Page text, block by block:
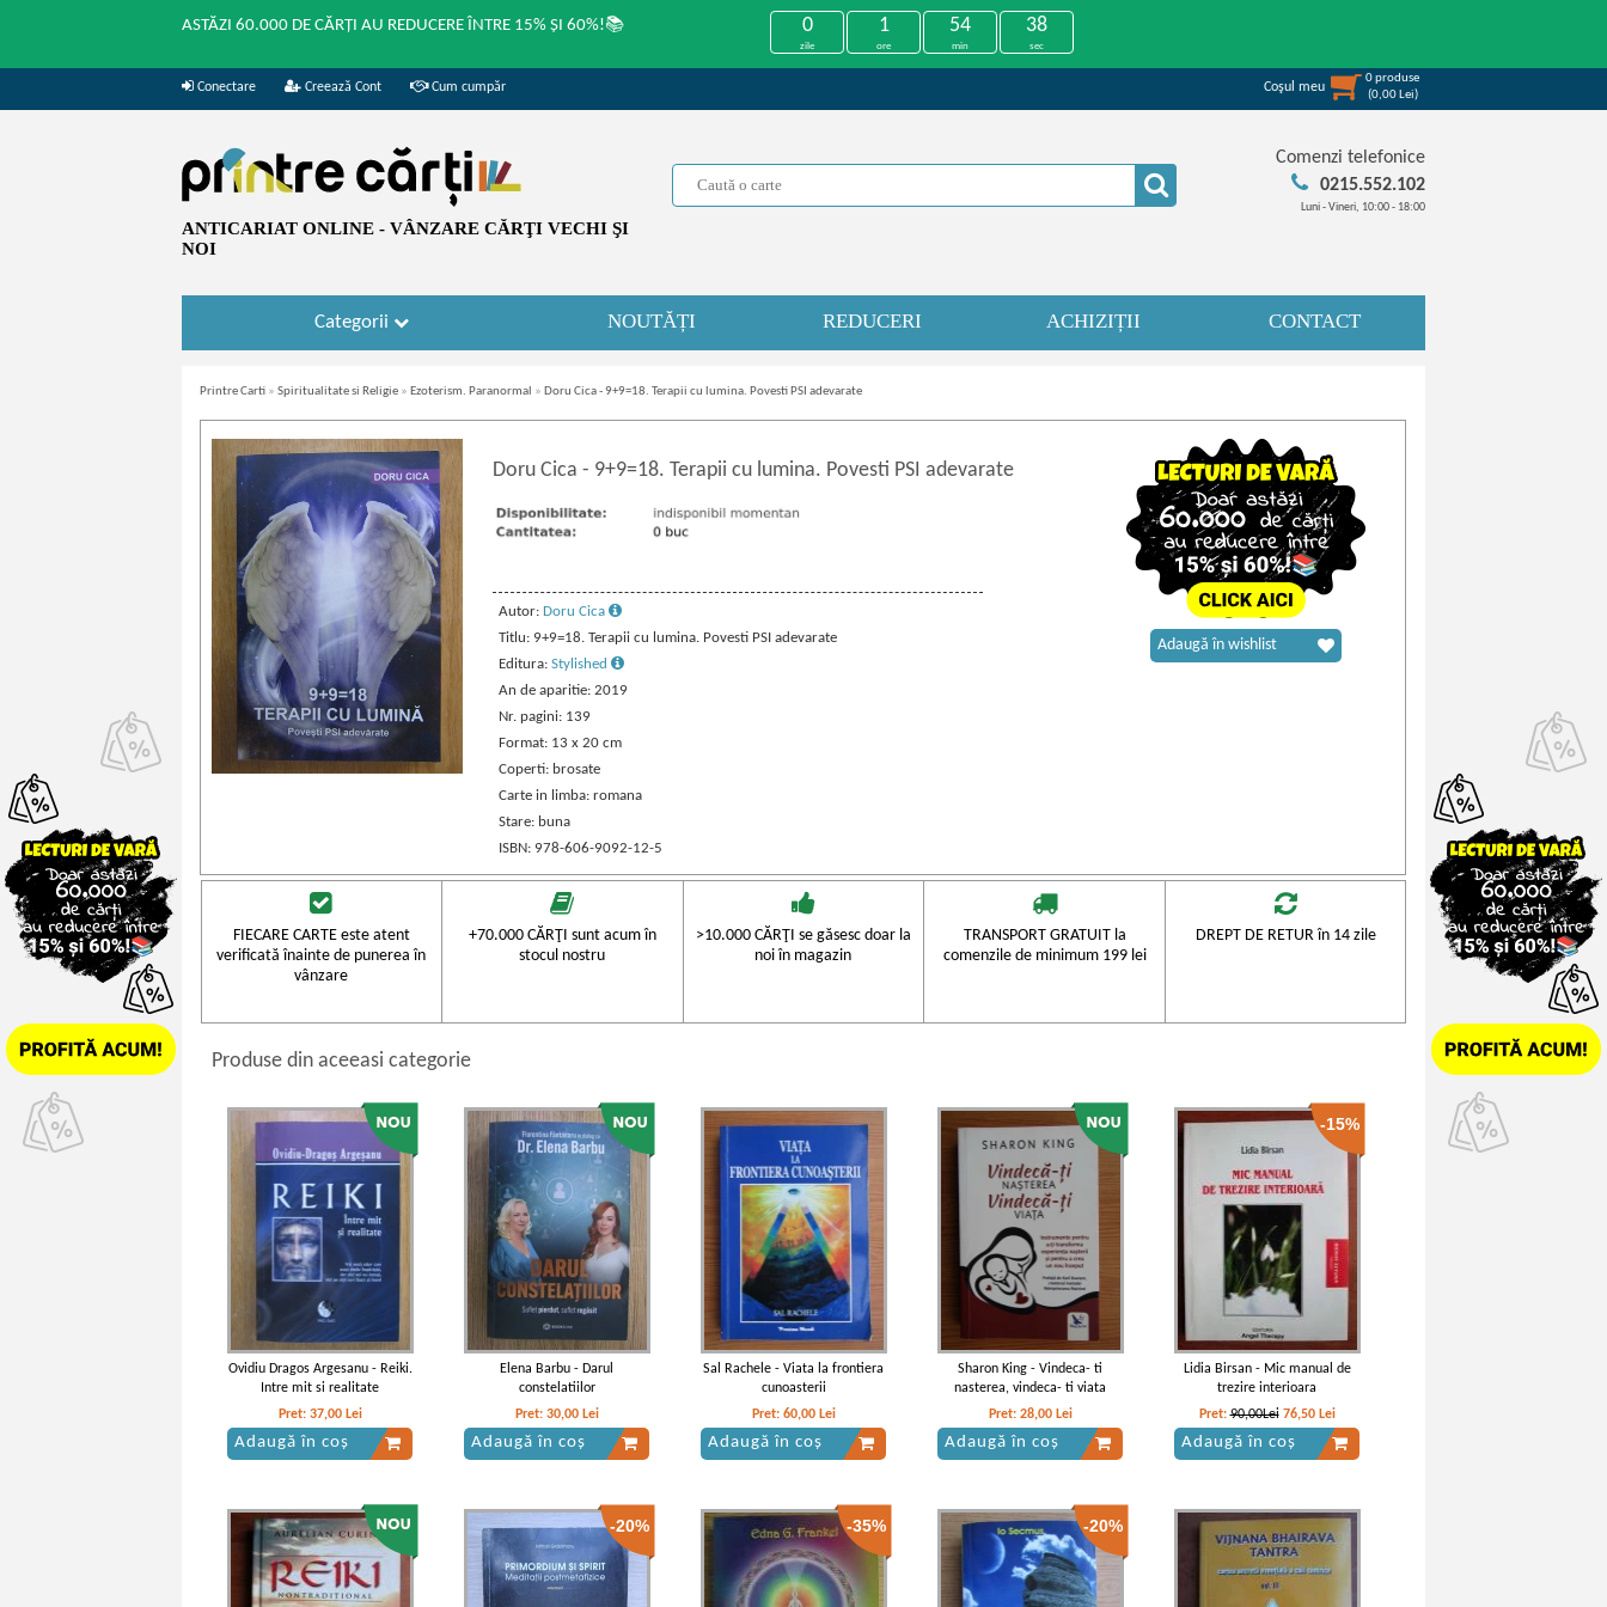
ASTĂZI 60.000 DE CĂRȚI AU REDUCERE ÎNTRE 15% ȘI 60%!📚 0
zile
1
ore
54
min
38
sec
Conectare Creează Cont Cum cumpăr Coşul meu
0produse
(0,00 Lei)
ANTICARIAT ONLINE - VÂNZARE CĂRŢI VECHI ŞI
NOI
Comenzi telefonice
0215.552.102
Luni - Vineri, 10:00 - 18:00
Categorii NOUTĂȚI REDUCERI ACHIZIȚII CONTACT
Printre Carti » Spiritualitate si Religie » Ezoterism. Paranormal » Doru Cica - 9+9=18. Terapii cu lumina. Povesti PSI adevarate
Doru Cica - 9+9=18. Terapii cu lumina. Povesti PSI adevarate
Autor: Doru Cica
Titlu: 9+9=18. Terapii cu lumina. Povesti PSI adevarate
Editura: Stylished
An de aparitie: 2019
Nr. pagini: 139
Format: 13 x 20 cm
Coperti: brosate
Carte in limba: romana
Stare: buna
ISBN: 978-606-9092-12-5
Adaugă în wishlist
FIECARE CARTE este atent
verificată înainte de punerea în
vânzare
+70.000 CĂRŢI sunt acum în
stocul nostru
>10.000 CĂRŢI se găsesc doar la
noi în magazin
TRANSPORT GRATUIT la
comenzile de minimum 199 lei
DREPT DE RETUR în 14 zile
Produse din aceeasi categorie
Ovidiu Dragos Argesanu - Reiki.
Intre mit si realitate
Pret: 37,00 Lei
Adaugă în coș
Elena Barbu - Darul
constelatiilor
Pret: 30,00 Lei
Adaugă în coș
Sal Rachele - Viata la frontiera
cunoasterii
Pret: 60,00 Lei
Adaugă în coș
Sharon King - Vindeca- ti
nasterea, vindeca- ti viata
Pret: 28,00 Lei
Adaugă în coș
-15%
Lidia Birsan - Mic manual de
trezire interioara
Pret:90,00Lei 76,50 Lei
Adaugă în coș
-20% -35% -20%